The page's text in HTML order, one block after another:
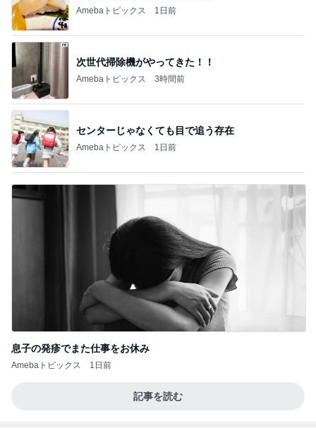
Amebaトピックス 1日前
次世代掃除機がやってきた！！
Amebaトピックス 3時間前
センターじゃなくても目で追う存在
Amebaトピックス 1日前
息子の発疹でまた仕事をお休み
Amebaトピックス 1日前
記事を読む